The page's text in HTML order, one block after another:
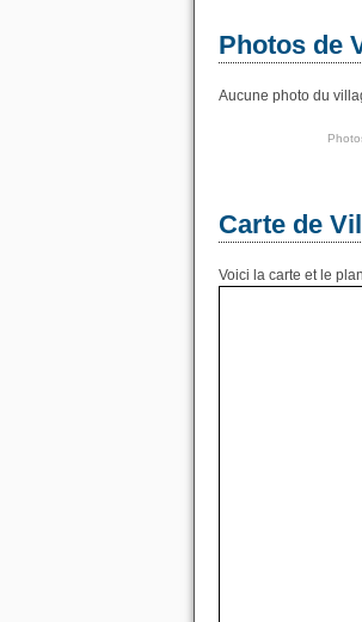
Photos de
Aucune photo du
Carte de
Voici la carte et le